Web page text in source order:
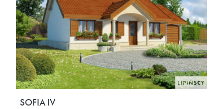
SOFIA IV